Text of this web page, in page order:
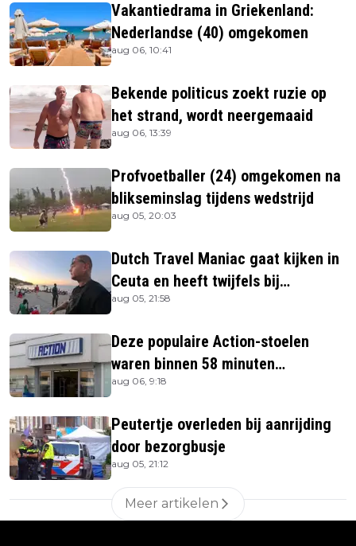
Vakantiedrama in Griekenland:
Nederlandse (40) omgekomen
aug 06, 10:41
Bekende politicus zoekt ruzie op
het strand, wordt neergemaaid
aug 06, 13:39
Profvoetballer (24) omgekomen na
blikseminslag tijdens wedstrijd
aug 05, 20:03
Dutch Travel Maniac gaat kijken in
Ceuta en heeft twijfels bij
berichtgeving media
aug 05, 21:58
Deze populaire Action-stoelen
waren binnen 58 minuten
uitverkocht zijn vandaag weer te
aug 06, 9:18
Peutertje overleden bij aanrijding
door bezorgbusje
aug 05, 21:12
Meer artikelen